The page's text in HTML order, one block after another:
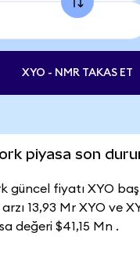
XYO - NMR TAKAS ET
piyasa son
güncel fiyatı XYO
arzı 13,93 Mr XYO ve
değeri $41,15 Mn .